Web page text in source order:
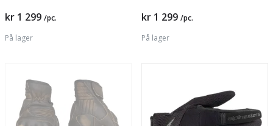
kr 1 299 /pc.
På lager
kr 1 299 /pc.
På lager